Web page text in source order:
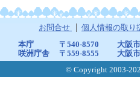
お問合せ 個人情報の取り
本庁 〒540-8570
大阪
咲洲庁舎
〒559-8555
大阪
© Copyright 2003-